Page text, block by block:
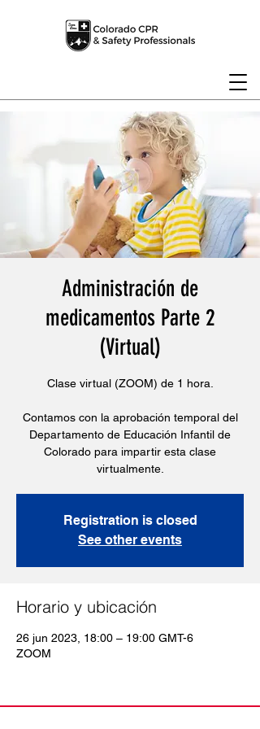
Administración de
medicamentos Parte 2
(Virtual)
Clase virtual (ZOOM) de 1 hora.
Contamos con la aprobación temporal del
Departamento de Educación Infantil de
Colorado para impartir esta clase
virtualmente.
Registration is closed
See other events
Horario y ubicación
26 jun 2023, 18:00 – 19:00 GMT-6
ZOOM